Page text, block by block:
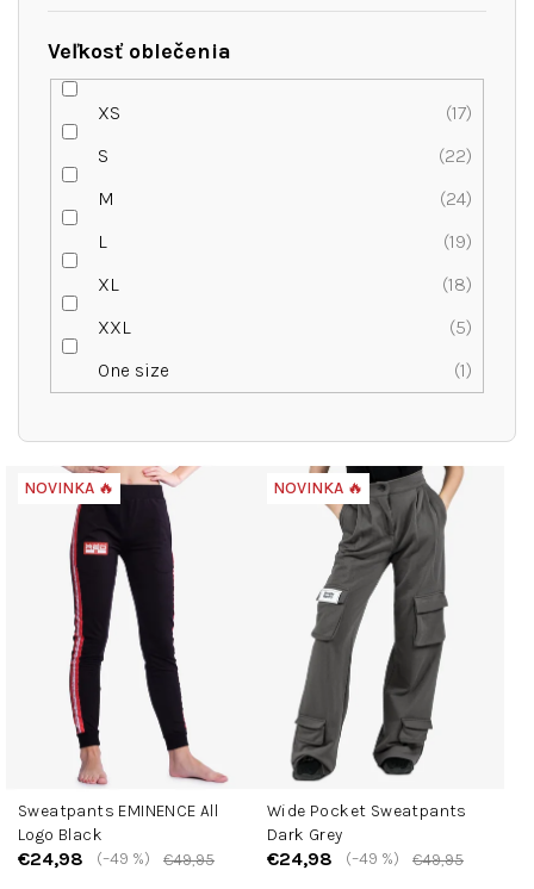
Veľkosť oblečenia
XS
17
S
22
M
24
L
19
XL
18
XXL
5
One size
1
V
ý
o
v
NOVINKA 🔥
Sweatpants EMINENCE All
Logo Black
€24,98 €49,95
(–49 %)
NOVINKA 🔥
Wide Pocket Sweatpants
Dark Grey
€24,98 €49,95
(–49 %)